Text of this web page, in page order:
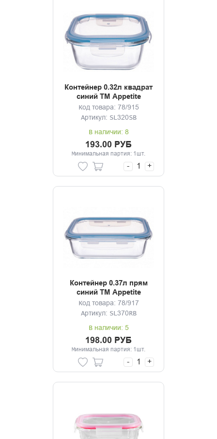
Контейнер 0.32л квадрат
синий ТМ Appetite
Код товара: 78/915
Артикул: SL320SB
В наличии: 8
193.00 РУБ
Минимальная партия: 1шт.
- +
Контейнер 0.37л прям
синий ТМ Appetite
Код товара: 78/917
Артикул: SL370RB
В наличии: 5
198.00 РУБ
Минимальная партия: 1шт.
- +